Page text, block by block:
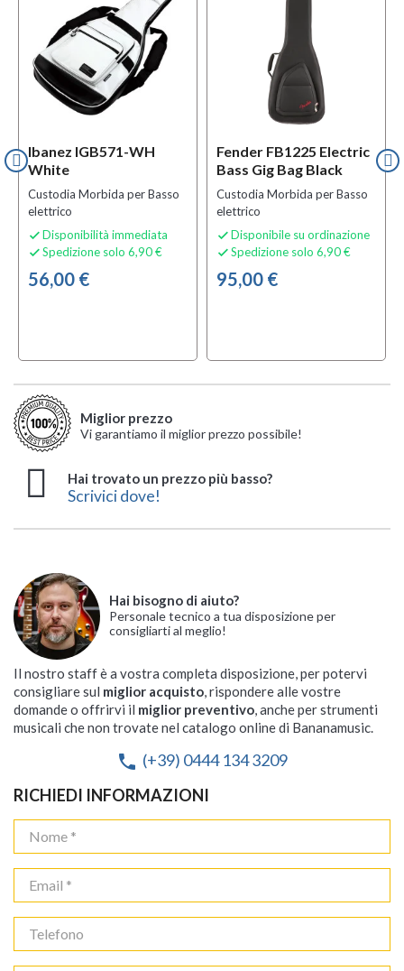
Ibanez IGB571-WH
White
Custodia Morbida per Basso
elettrico
 Disponibilità immediata
 Spedizione solo 6,90 €
56,00 €
Fender FB1225 Electric
Bass Gig Bag Black
Custodia Morbida per Basso
elettrico
 Disponibile su ordinazione
 Spedizione solo 6,90 €
95,00 €
Miglior prezzo
Vi garantiamo il miglior prezzo possibile!
Hai trovato un prezzo più basso?
Scrivici dove!
Hai bisogno di aiuto?
Personale tecnico a tua disposizione per
consigliarti al meglio!
Il nostro staff è a vostra completa disposizione, per potervi
consigliare sul miglior acquisto, rispondere alle vostre
domande o offrirvi il miglior preventivo, anche per strumenti
musicali che non trovate nel catalogo online di Bananamusic.
phone (+39) 0444 134 3209
RICHIEDI INFORMAZIONI